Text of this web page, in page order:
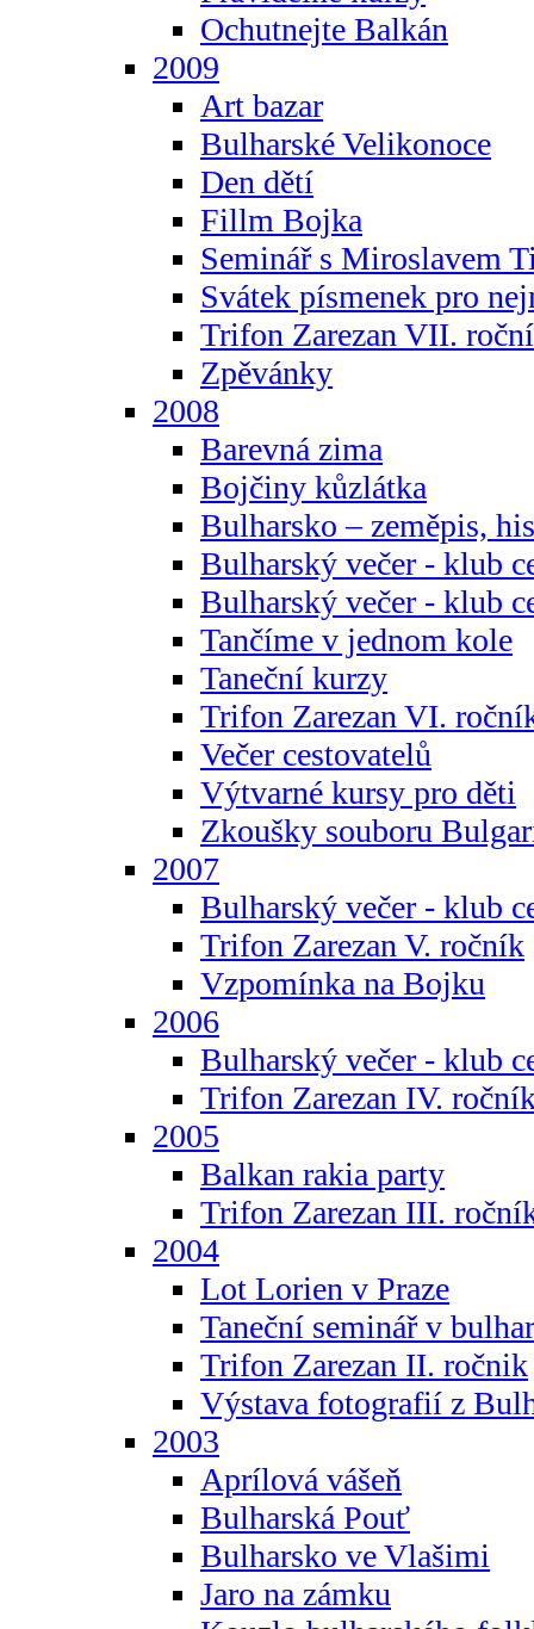
Ochutnejte Balkán
2009
Art bazar
Bulharské Velikonoce
Den dětí
Fillm Bojka
Seminář s Miroslavem
Svátek písmenek pro
Trifon Zarezan VII.
Zpěvánky
2008
Barevná zima
Bojčiny kůzlátka
Bulharsko – zeměpis,
Bulharský večer - klub
Bulharský večer - klub
Tančíme v jednom kole
Taneční kurzy
Trifon Zarezan VI.
Večer cestovatelů
Výtvarné kursy pro děti
Zkoušky souboru
2007
Bulharský večer - klub
Trifon Zarezan V. ročník
Vzpomínka na Bojku
2006
Bulharský večer - klub
Trifon Zarezan IV.
2005
Balkan rakia party
Trifon Zarezan III.
2004
Lot Lorien v Praze
Taneční seminář v
Trifon Zarezan II. ročnik
Výstava fotografií z
2003
Aprílová vášeň
Bulharská Pouť
Bulharsko ve Vlašimi
Jaro na zámku